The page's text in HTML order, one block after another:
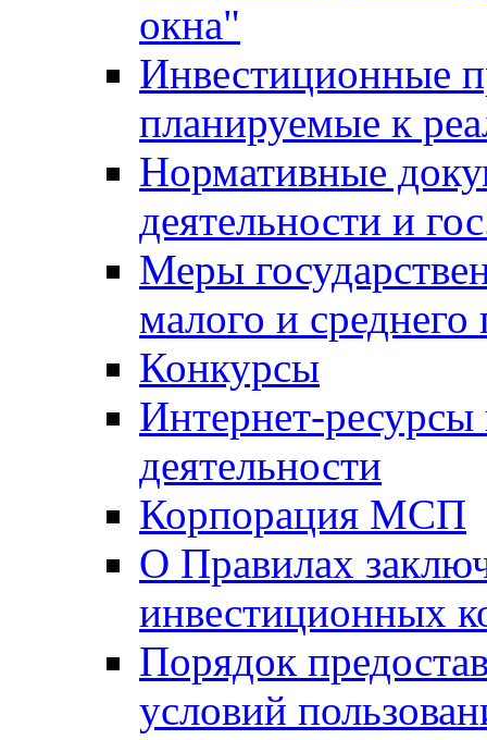
окна"
Инвестиционные
планируемые к
Нормативные
деятельности и
Меры
малого и среднего
Конкурсы
Интернет-
деятельности
Корпорация МСП
О Правилах
инвестиционных
Порядок
условий